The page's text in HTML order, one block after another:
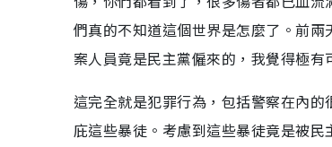
們真的不知道這個世界是怎麼了。前
案人員竟是民主黨僱來的，我覺得極有
這完全就是犯罪行為，包括警察在內
庇這些暴徒。考慮到這些暴徒竟是被